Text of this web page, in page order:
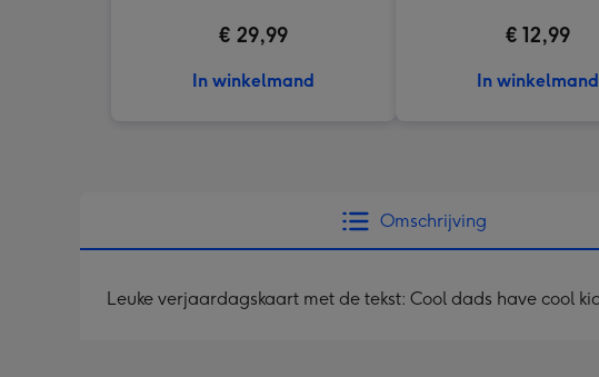
€ 29,99
In winkelmand
€ 12,99
In winkelmand
Omschrijving
Leuke verjaardagskaart met de tekst: Cool dads have cool